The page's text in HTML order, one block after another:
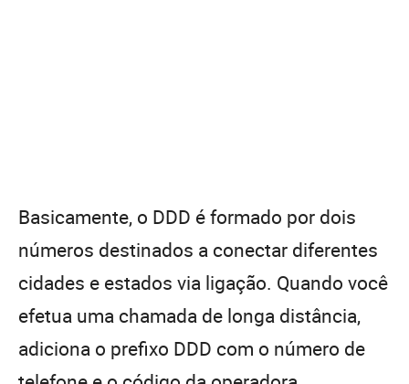
Basicamente, o DDD é formado por dois
números destinados a conectar diferentes
cidades e estados via ligação. Quando você
efetua uma chamada de longa distância,
adiciona o prefixo DDD com o número de